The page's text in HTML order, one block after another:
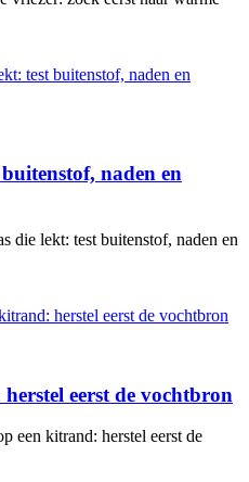
naden en
die lekt: test buitenstof, naden en
eerst de vochtbron
een kitrand: herstel eerst de